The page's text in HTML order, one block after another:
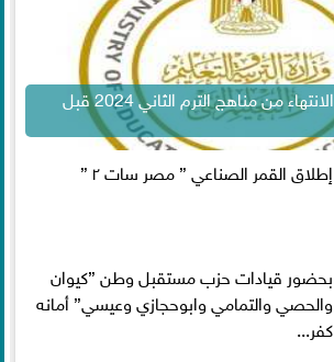
التعليم تشدد على الانتهاء من مناهج الترم الثاني 2024 قبل
إطلاق القمر الصناعي ” مصر سات ٢ ”
بحضور قيادات حزب مستقبل وطن ”كيوان
والحصي والتمامي وابوحجازي وعيسي” أمانه
كفر...